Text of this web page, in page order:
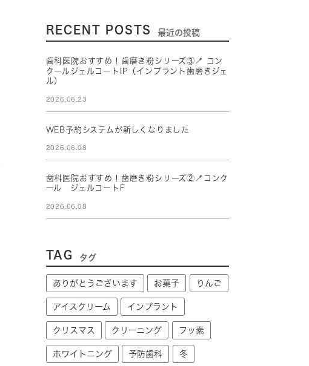
RECENT POSTS 最近の投稿
歯科医院おすすめ！歯磨き粉シリーズ③🪥 コン
クールジェルコートIP（インプラント歯磨きジェ
ル）
2026.06.23
WEB予約システムが新しくなりました
2026.06.08
歯科医院おすすめ！歯磨き粉シリーズ②🪥コンク
ール ジェルコートF
2026.06.08
TAG タグ
ありがとうございます お菓子 りんご
アイスクリーム インプラント
クリスマス クリーニング フッ素
ホワイトニング 予防歯科 冬